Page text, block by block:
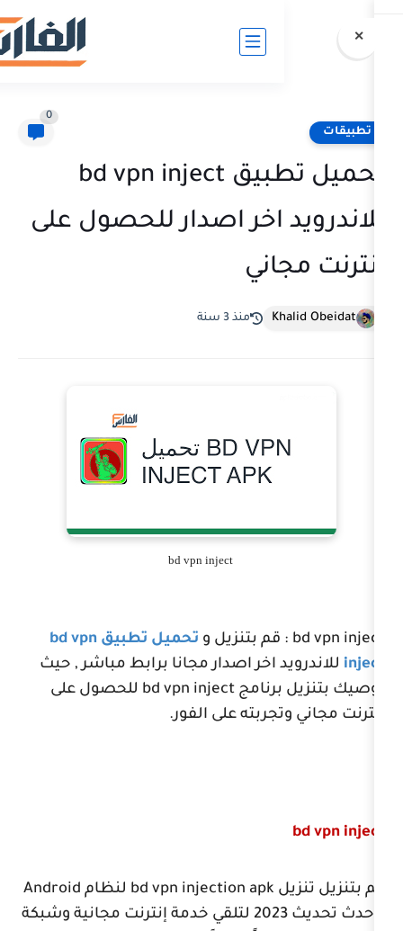
تحميل تطبيق bd vpn inject
اخر اصدار للحصول على
منذ 3 سنة
بتنزيل وتحميل تطبيقbd vpn
اخر اصدار مجانا برابط مباشر , حيث
bd vpn inject للحصول على
على الفور.
bd vpn injection apk لنظامAndroid